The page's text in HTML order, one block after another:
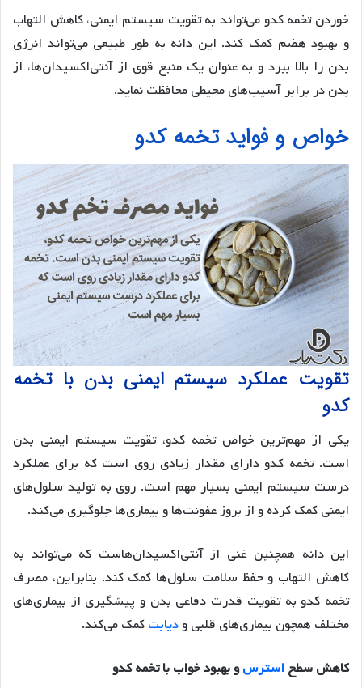
خوردن تخمه کدو می‌تواند به تقویت سیستم ایمنی، کاهش التهاب
و بهبود هضم کمک کند. این دانه به طور طبیعی می‌تواند انرژی
بدن را بالا ببرد و به عنوان یک منبع قوی از آنتی‌اکسیدان‌ها، از
بدن در برابر آسیب‌های محیطی محافظت نماید.
خواص و فواید تخمه کدو
تقویت عملکرد سیستم ایمنی بدن با تخمه
کدو
یکی از مهم‌ترین خواص تخمه کدو، تقویت سیستم ایمنی بدن
است. تخمه کدو دارای مقدار زیادی روی است که برای عملکرد
درست سیستم ایمنی بسیار مهم است. روی به تولید سلول‌های
ایمنی کمک کرده و از بروز عفونت‌ها و بیماری‌ها جلوگیری می‌کند.
این دانه همچنین غنی از آنتی‌اکسیدان‌هاست که می‌تواند به
کاهش التهاب و حفظ سلامت سلول‌ها کمک کند. بنابراین، مصرف
تخمه کدو به تقویت قدرت دفاعی بدن و پیشگیری از بیماری‌های
مختلف همچون بیماری‌های قلبی ودیابتکمک می‌کند.
کاهش سطحاسترسو بهبود خواب با تخمه کدو